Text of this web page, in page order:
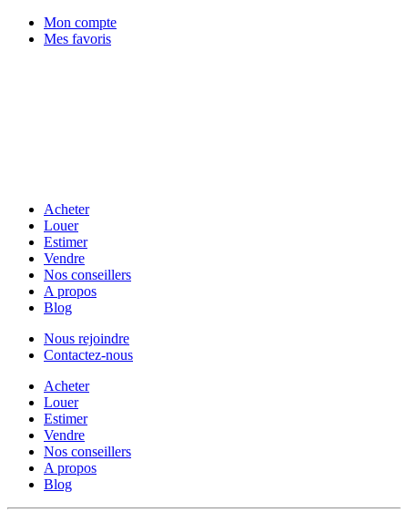
Mon compte
Mes favoris
Acheter
Louer
Estimer
Vendre
Nos conseillers
A propos
Blog
Nous rejoindre
Contactez-nous
Acheter
Louer
Estimer
Vendre
Nos conseillers
A propos
Blog